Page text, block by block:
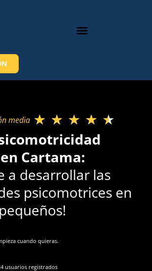
media​ ★ ★ ★ ★ ★
Cartama:
a desarrollar las
psicomotrices en
cuando quieras.
usuarios registrados